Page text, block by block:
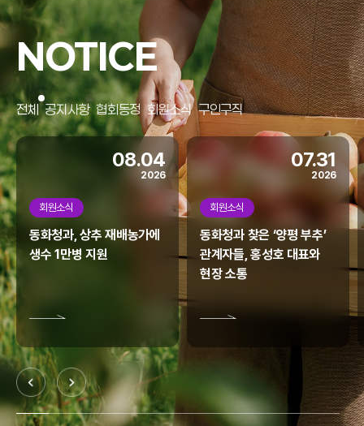
우리협회에서는 열정과 꿈으로 미래 농업을 이끌 청년의
"온라인도매시장 창업지원사업"을 아래와 같이 모집
공고합니다.
홈페이지 리뉴얼
협회 홈페이지가 리뉴얼되었습니다.
NOTICE
전체 공지사항 협회동정 회원소식 구인구직
08.04
2026
회원소식
동화청과, 상추 재배농가에
생수 1만병 지원
07.31
2026
회원소식
동화청과 찾은 ‘양평 부추’
관계자들, 홍성호 대표와
현장 소통